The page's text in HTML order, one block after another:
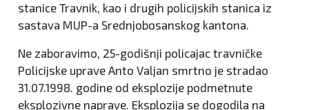
stanice Travnik, kao i drugih policijskih stanica iz
sastava MUP-a Srednjobosanskog kantona.
Ne zaboravimo, 25-godišnji policajac travničke
Policijske uprave Anto Valjan smrtno je stradao
31.07.1998. godine od eksplozije podmetnute
eksplozivne naprave. Eksplozija se dogodila na